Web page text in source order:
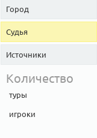
Город
Судья
Источники
Количество
туры
игроки